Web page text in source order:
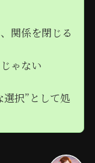
関係を閉じる
ゃない
選択”として処